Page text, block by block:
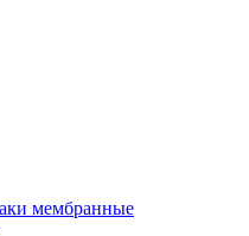
мембранные